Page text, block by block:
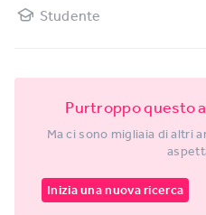
Studente
Purtroppo questo
Ma ci sono migliaia di altri
Inizia una nuova ricerca